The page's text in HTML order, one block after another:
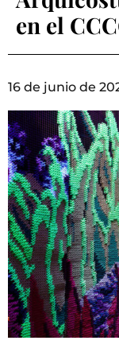
en el
16 de junio de